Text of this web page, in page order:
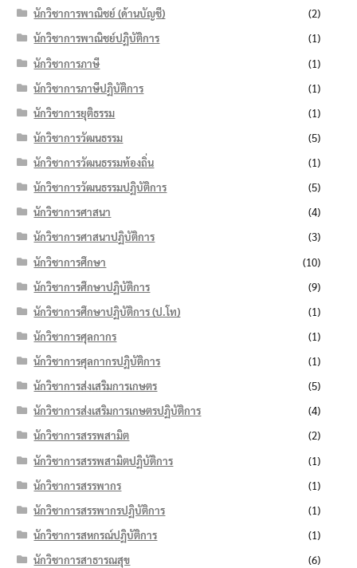
นักวิชาการพาณิชย์ (ด้านบัญชี)
(2)
นักวิชาการพาณิชย์ปฏิบัติการ
(1)
นักวิชาการภาษี
(1)
นักวิชาการภาษีปฏิบัติการ
(1)
นักวิชาการยุติธรรม
(1)
นักวิชาการวัฒนธรรม
(5)
นักวิชาการวัฒนธรรมท้องถิ่น
(1)
นักวิชาการวัฒนธรรมปฏิบัติการ
(5)
นักวิชาการศาสนา
(4)
นักวิชาการศาสนาปฏิบัติการ
(3)
นักวิชาการศึกษา
(10)
นักวิชาการศึกษาปฏิบัติการ
(9)
นักวิชาการศึกษาปฏิบัติการ (ป.โท)
(1)
นักวิชาการศุลกากร
(1)
นักวิชาการศุลกากรปฏิบัติการ
(1)
นักวิชาการส่งเสริมการเกษตร
(5)
นักวิชาการส่งเสริมการเกษตรปฏิบัติการ
(4)
นักวิชาการสรรพสามิต
(2)
นักวิชาการสรรพสามิตปฏิบัติการ
(1)
นักวิชาการสรรพากร
(1)
นักวิชาการสรรพากรปฏิบัติการ
(1)
นักวิชาการสหกรณ์ปฏิบัติการ
(1)
นักวิชาการสาธารณสุข
(6)